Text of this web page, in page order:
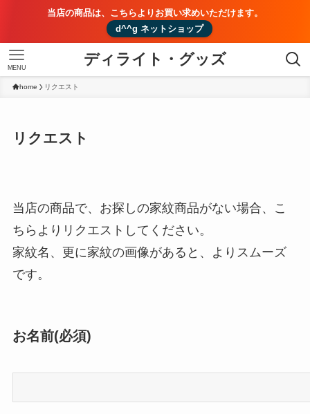
当店の商品は、こちらよりお買い求めいただけます。
d^^g ネットショップ
ディライト・グッズ
MENU
home リクエスト
リクエスト
当店の商品で、お探しの家紋商品がない場合、こ
ちらよりリクエストしてください。
家紋名、更に家紋の画像があると、よりスムーズ
です。
お名前(必須)